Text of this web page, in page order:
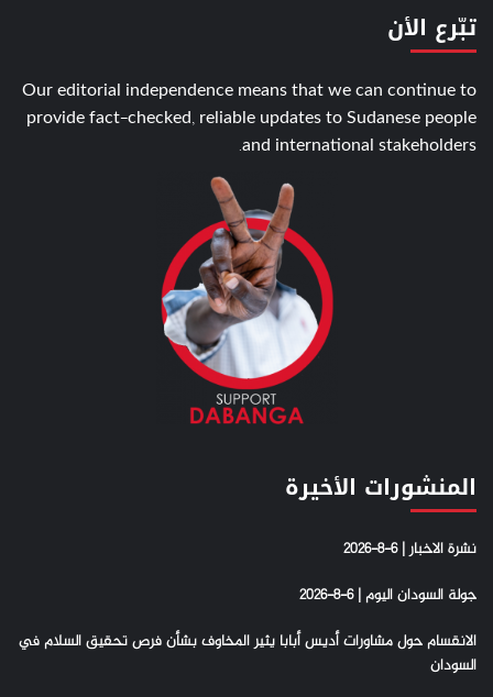
تبّرع الأن
Our editorial independence means that we can continue to
provide fact-checked, reliable updates to Sudanese people
and international stakeholders.
المنشورات الأخيرة
نشرة الاخبار | 6-8-2026
جولة السودان اليوم | 6-8-2026
الانقسام حول مشاورات أديس أبابا يثير المخاوف بشأن فرص تحقيق السلام في
السودان